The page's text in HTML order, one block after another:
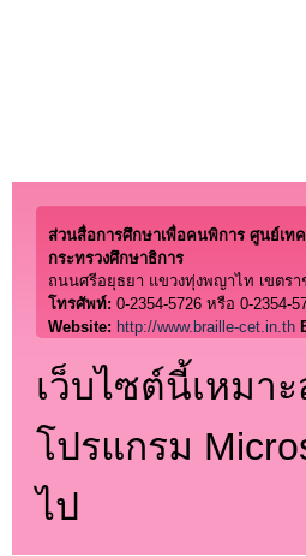
ส่วนสื่อการศึกษาเพื่อคนพิการ ศูนย์เทค
กระทรวงศึกษาธิการ
ถนนศรีอยุธยา แขวงทุ่งพญาไท เขตรา
โทรศัพท์: 0-2354-5726 หรือ 0-2354-
Website: http://www.braille-cet.in.th
เว็บไซต์นี้เหมา
โปรแกรม
ไป